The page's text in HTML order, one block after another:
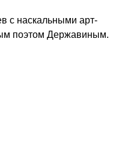
с наскальными арт-
поэтом Державиным.